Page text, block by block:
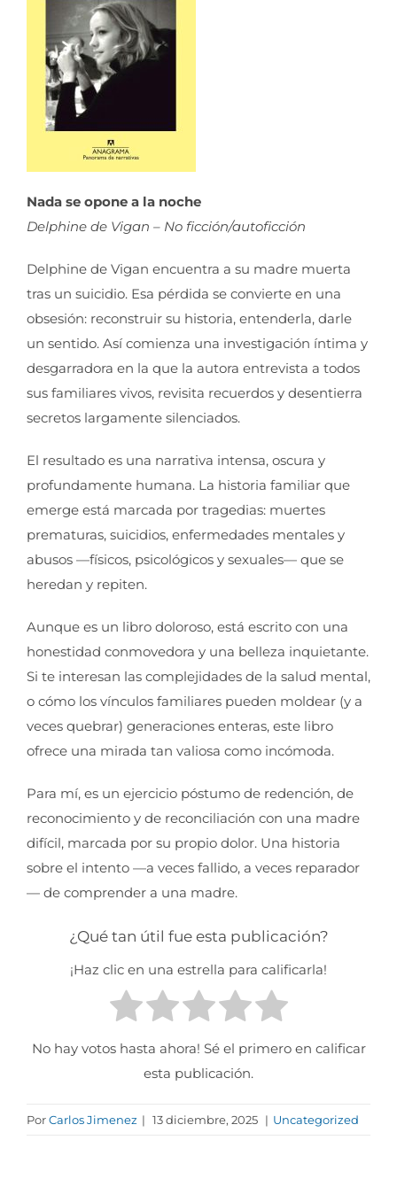
Nada se opone a la noche
Delphine de Vigan – No ficción/autoficción
Delphine de Vigan encuentra a su madre muerta
tras un suicidio. Esa pérdida se convierte en una
obsesión: reconstruir su historia, entenderla, darle
un sentido. Así comienza una investigación íntima y
desgarradora en la que la autora entrevista a todos
sus familiares vivos, revisita recuerdos y desentierra
secretos largamente silenciados.
El resultado es una narrativa intensa, oscura y
profundamente humana. La historia familiar que
emerge está marcada por tragedias: muertes
prematuras, suicidios, enfermedades mentales y
abusos —físicos, psicológicos y sexuales— que se
heredan y repiten.
Aunque es un libro doloroso, está escrito con una
honestidad conmovedora y una belleza inquietante.
Si te interesan las complejidades de la salud mental,
o cómo los vínculos familiares pueden moldear (y a
veces quebrar) generaciones enteras, este libro
ofrece una mirada tan valiosa como incómoda.
Para mí, es un ejercicio póstumo de redención, de
reconocimiento y de reconciliación con una madre
difícil, marcada por su propio dolor. Una historia
sobre el intento —a veces fallido, a veces reparador
— de comprender a una madre.
¿Qué tan útil fue esta publicación?
¡Haz clic en una estrella para calificarla!
No hay votos hasta ahora! Sé el primero en calificar
esta publicación.
PorCarlos Jimenez | 13 diciembre, 2025 | Uncategorized